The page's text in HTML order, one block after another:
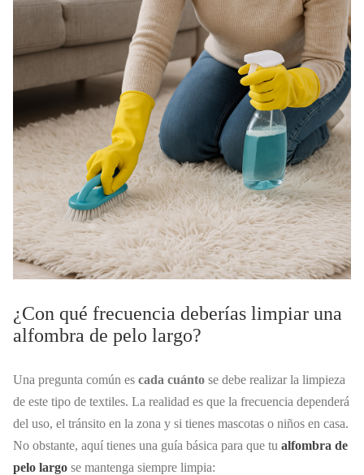
¿Con qué frecuencia deberías limpiar una
alfombra de pelo largo?
Una pregunta común es cada cuánto se debe realizar la limpieza
de este tipo de textiles. La realidad es que la frecuencia dependerá
del uso, el tránsito en la zona y si tienes mascotas o niños en casa.
No obstante, aquí tienes una guía básica para que tu alfombra de
pelo largo se mantenga siempre limpia: